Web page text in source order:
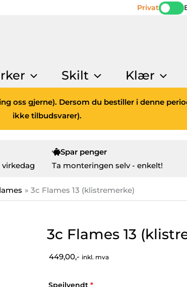
Privat
Skilt Klær
oss gjerne). Dersom du bestiller i denne
ikke tilbudsvarer).
virkedag
Spar penger
Ta monteringen selv - enkelt!
3c Flames 13 (klistremerke)
3c Flames 13
449,00,- inkl. mva
Speilvendt *